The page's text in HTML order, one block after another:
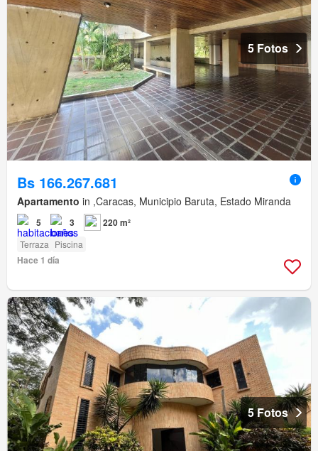
5 Fotos
Bs 166.267.681
Apartamento in ,Caracas, Municipio Baruta, Estado Miranda
5 3 220 m²
Terraza Piscina
Hace 1 día
5 Fotos